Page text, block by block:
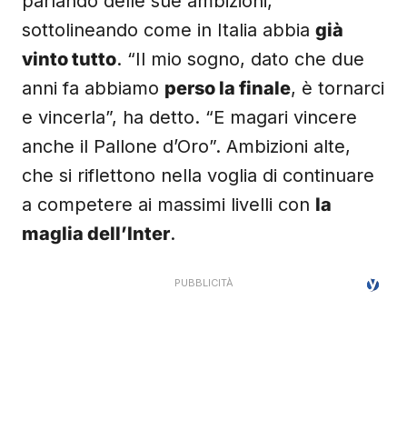
sottolineando come in Italia abbia già
vinto tutto. “Il mio sogno, dato che due
anni fa abbiamo perso la finale, è tornarci
e vincerla”, ha detto. “E magari vincere
anche il Pallone d’Oro”. Ambizioni alte,
che si riflettono nella voglia di continuare
a competere ai massimi livelli con la
maglia dell’Inter.